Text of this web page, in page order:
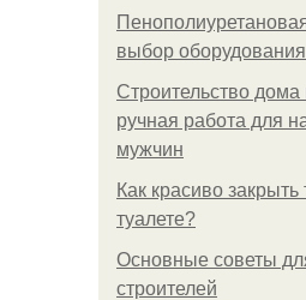
выбор
Строительство дома
ручная работа для
мужчин
Как красиво закрыть
туалете?
Основные советы
строителей